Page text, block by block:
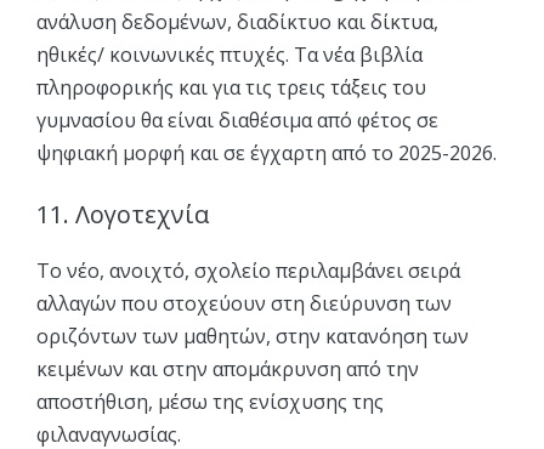
ανάλυση δεδομένων, διαδίκτυο και δίκτυα,
ηθικές/ κοινωνικές πτυχές. Τα νέα βιβλία
πληροφορικής και για τις τρεις τάξεις του
γυμνασίου θα είναι διαθέσιμα από φέτος σε
ψηφιακή μορφή και σε έγχαρτη από το 2025-2026.
11. Λογοτεχνία
Το νέο, ανοιχτό, σχολείο περιλαμβάνει σειρά
αλλαγών που στοχεύουν στη διεύρυνση των
οριζόντων των μαθητών, στην κατανόηση των
κειμένων και στην απομάκρυνση από την
αποστήθιση, μέσω της ενίσχυσης της
φιλαναγνωσίας.